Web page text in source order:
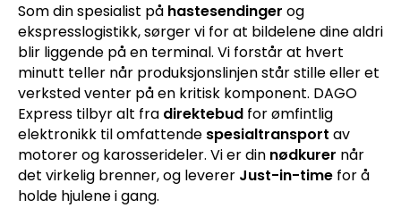
Som din spesialist på hastesendinger og
ekspresslogistikk, sørger vi for at bildelene dine aldri
blir liggende på en terminal. Vi forstår at hvert
minutt teller når produksjonslinjen står stille eller et
verksted venter på en kritisk komponent. DAGO
Express tilbyr alt fra direktebud for ømfintlig
elektronikk til omfattende spesialtransport av
motorer og karosserideler. Vi er din nødkurer når
det virkelig brenner, og leverer Just-in-time for å
holde hjulene i gang.